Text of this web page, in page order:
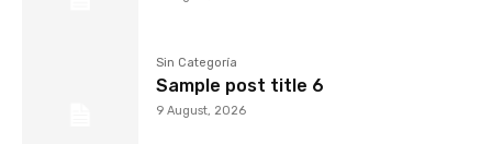
Sin Categoría
Sample post title 6
9 August, 2026